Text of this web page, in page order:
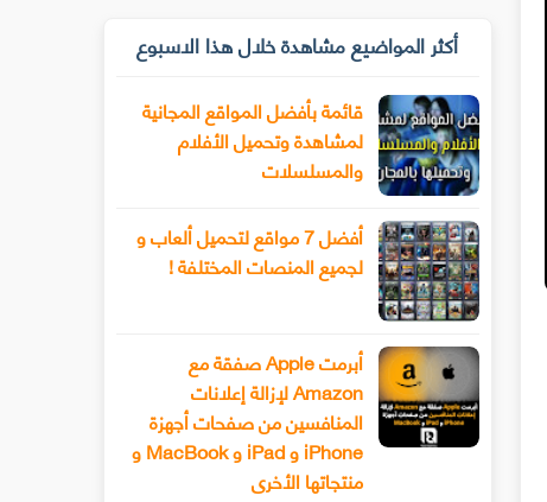
أكثر المواضيع مشاهدة خلال هذا الاسبوع
قائمة بأفضل المواقع المجانية
لمشاهدة وتحميل الأفلام
والمسلسلات
أفضل 7 مواقع لتحميل ألعاب و
لجميع المنصات المختلفة !
أبرمت Apple صفقة مع
Amazon لإزالة إعلانات
المنافسين من صفحات أجهزة
iPhone و iPad و MacBook و
منتجاتها الأخرى